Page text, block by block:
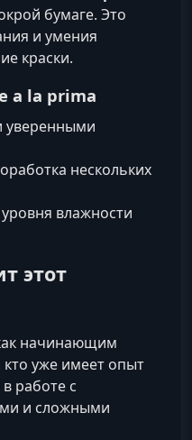
бумаге. Это
и умения
краски.
a la prima
уверенными
нескольких
влажности
этот
начинающим
кто уже имеет опыт
работе с
и сложными